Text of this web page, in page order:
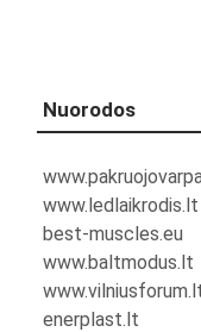
Nuorodos
www.ledlaikrodis.lt
best-muscles.eu
www.baltmodus.lt
enerplast.lt